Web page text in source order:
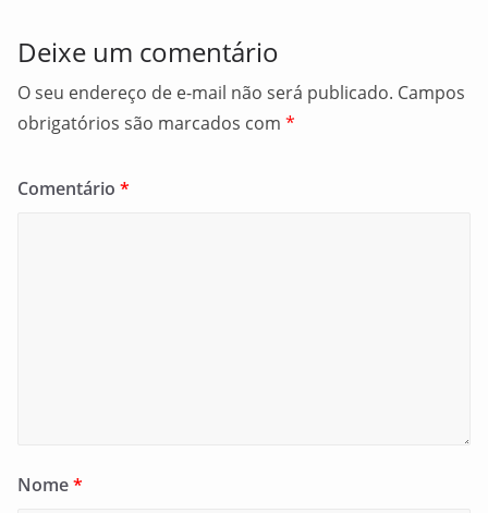
Deixe um comentário
O seu endereço de e-mail não será publicado. Campos
obrigatórios são marcados com *
Comentário *
Nome*